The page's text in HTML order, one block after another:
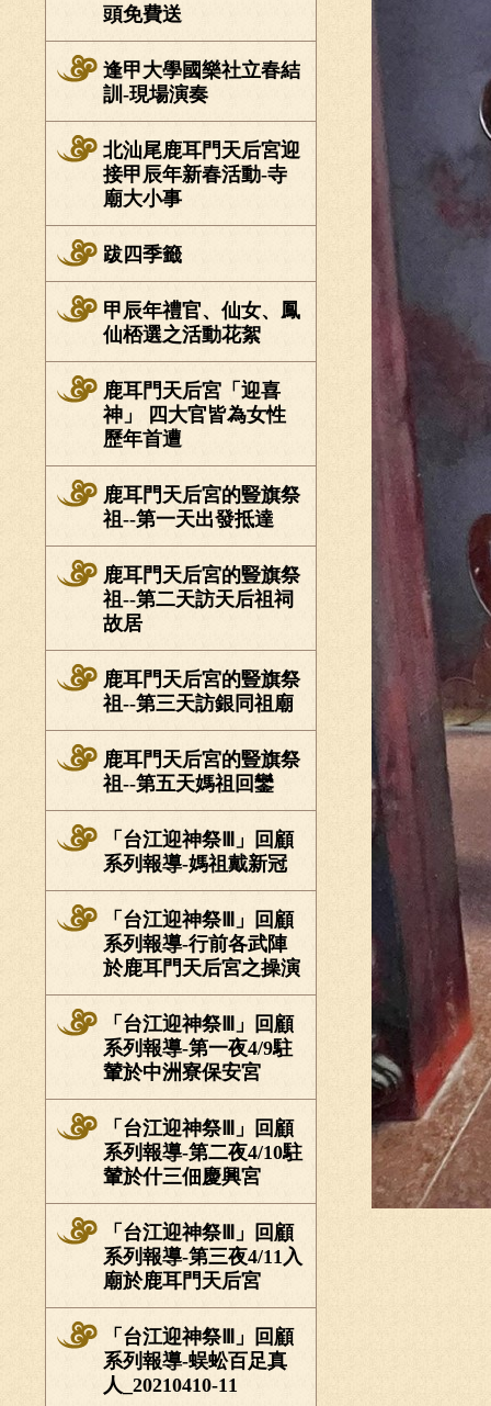
頭免費送
逢甲大學國樂社立春結
訓-現場演奏
北汕尾鹿耳門天后宮迎
接甲辰年新春活動-寺
廟大小事
跋四季籤
甲辰年禮官、仙女、鳳
仙桮選之活動花絮
鹿耳門天后宮「迎喜
神」 四大官皆為女性
歷年首遭
鹿耳門天后宮的豎旗祭
祖--第一天出發抵達
鹿耳門天后宮的豎旗祭
祖--第二天訪天后祖祠
故居
鹿耳門天后宮的豎旗祭
祖--第三天訪銀同祖廟
鹿耳門天后宮的豎旗祭
祖--第五天媽祖回鑾
「台江迎神祭Ⅲ」回顧
系列報導-媽祖戴新冠
「台江迎神祭Ⅲ」回顧
系列報導-行前各武陣
於鹿耳門天后宮之操演
「台江迎神祭Ⅲ」回顧
系列報導-第一夜4/9駐
輦於中洲寮保安宮
「台江迎神祭Ⅲ」回顧
系列報導-第二夜4/10駐
輦於什三佃慶興宮
「台江迎神祭Ⅲ」回顧
系列報導-第三夜4/11入
廟於鹿耳門天后宮
「台江迎神祭Ⅲ」回顧
系列報導-蜈蚣百足真
人_20210410-11